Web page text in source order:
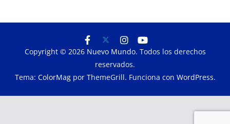
Copyright © 2026 Nuevo Mundo. Todos los derechos
reservados.
Tema: ColorMagpor ThemeGrill. Funciona con WordPress.